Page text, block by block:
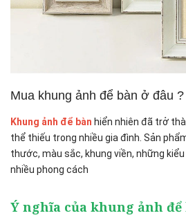
Mua khung ảnh để bàn ở đâu ?
Khung ảnh để bàn hiển nhiên đã trở
thể thiếu trong nhiều gia đình. Sản
thước, màu sắc, khung viền, những
nhiều phong cách
Ý nghĩa của khung ảnh để